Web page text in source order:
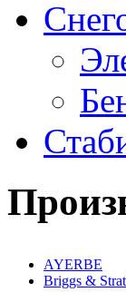
AYERBE
Briggs &